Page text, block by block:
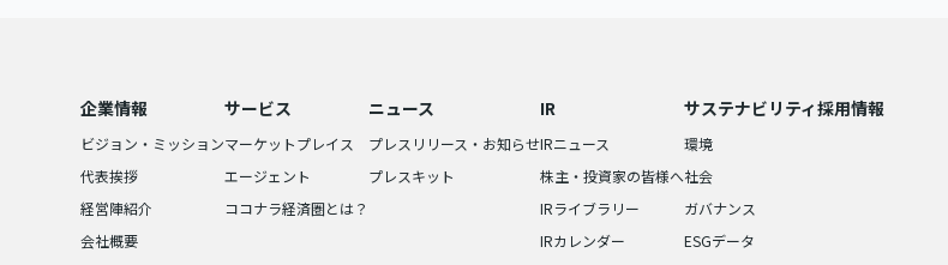
企業情報
ビジョン・ミッション
代表挨拶
経営陣紹介
会社概要
サービス
マーケットプレイス
エージェント
ココナラ経済圏とは？
ニュース
プレスリリース・お知らせ
プレスキット
IR
IRニュース
株主・投資家の皆様へ
IRライブラリー
IRカレンダー
サステナビリティ
環境
社会
ガバナンス
ESGデータ
採用情報